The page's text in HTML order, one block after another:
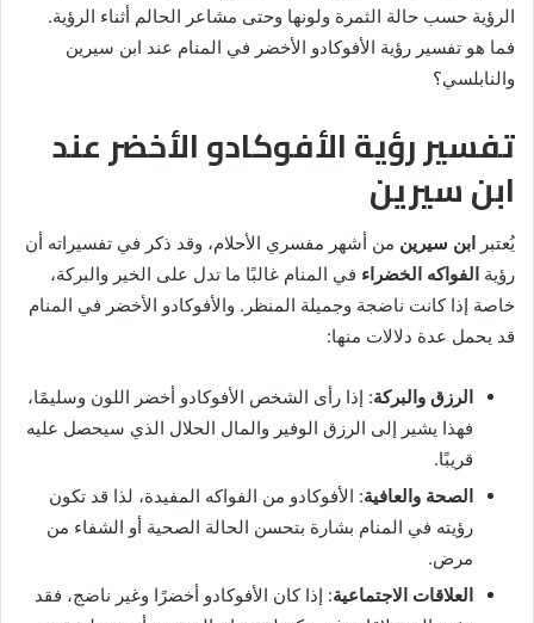
الرؤية حسب حالة الثمرة ولونها وحتى مشاعر الحالم أثناء الرؤية.
فما هو تفسير رؤية الأفوكادو الأخضر في المنام عند ابن سيرين
والنابلسي؟
تفسير رؤية الأفوكادو الأخضر عند
ابن سيرين
يُعتبر ابن سيرين من أشهر مفسري الأحلام، وقد ذكر في تفسيراته أن
رؤية الفواكه الخضراء في المنام غالبًا ما تدل على الخير والبركة،
خاصة إذا كانت ناضجة وجميلة المنظر. والأفوكادو الأخضر في المنام
قد يحمل عدة دلالات منها:
الرزق والبركة: إذا رأى الشخص الأفوكادو أخضر اللون وسليمًا،
فهذا يشير إلى الرزق الوفير والمال الحلال الذي سيحصل عليه
قريبًا.
الصحة والعافية: الأفوكادو من الفواكه المفيدة، لذا قد تكون
رؤيته في المنام بشارة بتحسن الحالة الصحية أو الشفاء من
مرض.
العلاقات الاجتماعية: إذا كان الأفوكادو أخضرًا وغير ناضج، فقد